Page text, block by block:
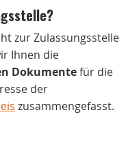
zur Zulassungsstelle
Ihnen die
Dokumentefür die
der
zusammengefasst.